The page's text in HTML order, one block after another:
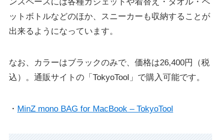
ンスペースには各種ガジェットや着替え・タオル・ペ
ットボトルなどのほか、スニーカーも収納することが
出来るようになっています。
なお、カラーはブラックのみで、価格は26,400円（税
込）。通販サイトの「TokyoTool」で購入可能です。
・ MinZ mono BAG for MacBook – TokyoTool